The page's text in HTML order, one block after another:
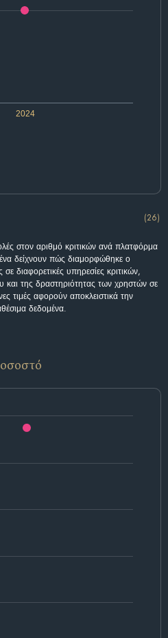
2024
(26)
στον αριθμό κριτικών ανά πλατφόρμα
δείχνουν πώς διαμορφώθηκε ο
διαφορετικές υπηρεσίες κριτικών,
και της δραστηριότητας των χρηστών σε
τιμές αφορούν αποκλειστικά την
δεδομένα.